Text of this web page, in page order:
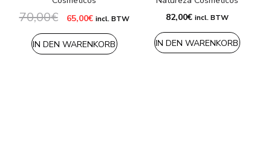
70,00€ Ursprünglicher
Preis
war:
70,00€
65,00€Aktueller
ist:
65,00€.
incl. BTW
IN DEN WARENKORB
82,00€ incl. BTW
IN DEN WARENKORB